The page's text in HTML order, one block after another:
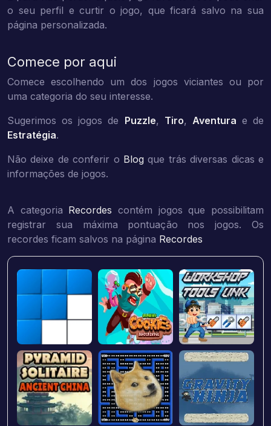
o seu perfil e curtir o jogo, que ficará salvo na sua
página personalizada.
Comece por aqui
Comece escolhendo um dos jogos viciantes ou por
uma categoria do seu interesse.
Sugerimos os jogos de Puzzle, Tiro, Aventura e de
Estratégia.
Não deixe de conferir o Blog que trás diversas dicas e
informações de jogos.
A categoria Recordes contém jogos que possibilitam
registrar sua máxima pontuação nos jogos. Os
recordes ficam salvos na página Recordes